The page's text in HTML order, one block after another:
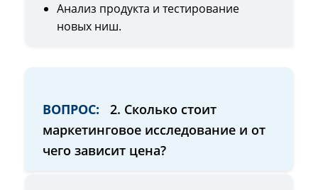
Анализ продукта и тестирование
новых ниш.
ВОПРОС:
2. Сколько стоит
маркетинговое исследование и от
чего зависит цена?